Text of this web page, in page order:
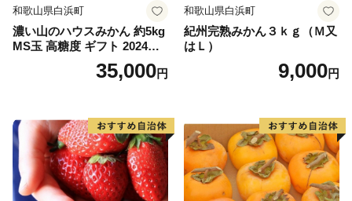
和歌山県白浜町
濃い山のハウスみかん 約5kg
MS玉 高糖度 ギフト 2024年7
35,000円
和歌山県白浜町
紀州完熟みかん３ｋｇ（Ｍ又
はＬ）
9,000円